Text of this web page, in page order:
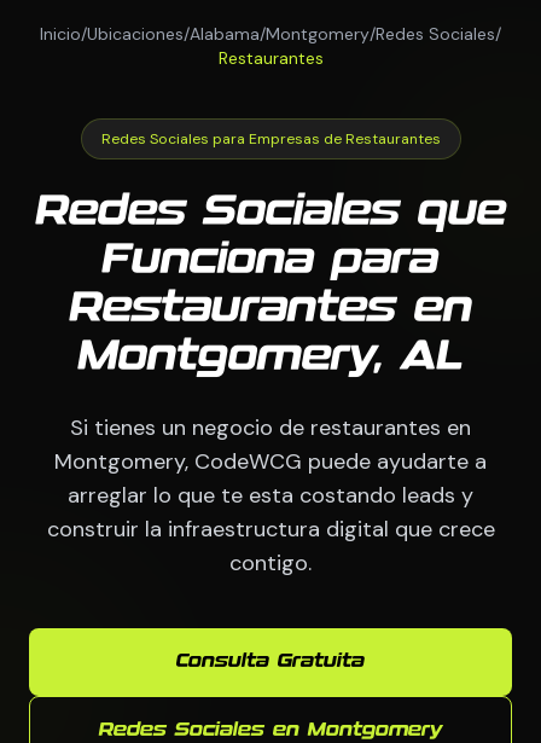
Inicio/Ubicaciones/Alabama/Montgomery/Redes Sociales/
Restaurantes
Redes Sociales para Empresas de Restaurantes
Redes Sociales que
Funciona para
Restaurantes en
Montgomery, AL
Si tienes un negocio de restaurantes en
Montgomery, CodeWCG puede ayudarte a
arreglar lo que te esta costando leads y
construir la infraestructura digital que crece
contigo.
Consulta Gratuita
Redes Sociales en Montgomery